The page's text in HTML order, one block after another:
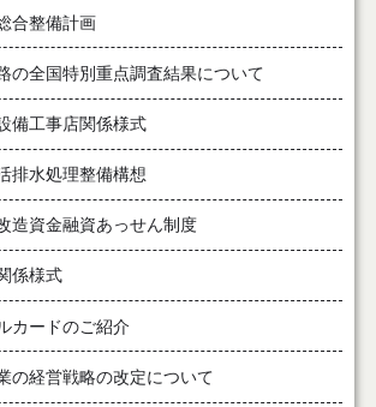
合整備計画
の全国特別重点調査結果について
備工事店関係様式
排水処理整備構想
造資金融資あっせん制度
係様式
カードのご紹介
の経営戦略の改定について